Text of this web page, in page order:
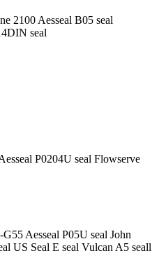
2100 Aesseal B05 seal
seal
P0204U seal Flowserve
Aesseal P05U seal John
US Seal E seal Vulcan A5 seall